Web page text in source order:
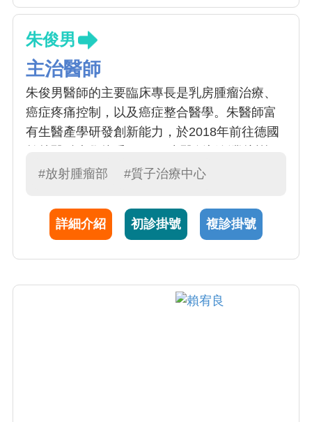
朱俊男
主治醫師
朱俊男醫師的主要臨床專長是乳房腫瘤治療、
癌症疼痛控制，以及癌症整合醫學。朱醫師富
有生醫產學研發創新能力，於2018年前往德國
專注於放射治療後皮膚損傷修復，並開發醫療
職志，專精於客觀結構式臨床技能測驗(OSCE)
及醫病溝通。乳癌年治療病例超過120位。
#放射腫瘤部 #質子治療中心
詳細介紹 初診掛號 複診掛號